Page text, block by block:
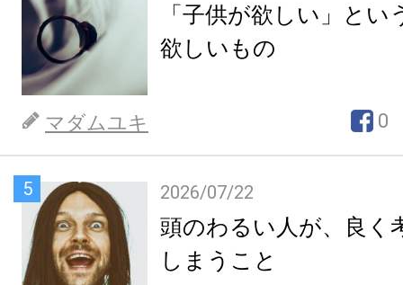
「子供が欲しい」とい
欲しいもの
マダムユキ 0
5 2026/07/22
頭のわるい人が、良く
しまうこと